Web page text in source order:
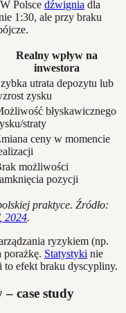
Polsce dźwignia dla
1:30, ale przy braku
Realny wpływ na
inwestora
utrata depozytu lub
zysku
błyskawicznego
straty
ceny w momencie
możliwości
pozycji
praktyce. Źródło:
2024.
ryzykiem (np.
porażkę. Statystyki nie
to efekt braku dyscypliny.
case study